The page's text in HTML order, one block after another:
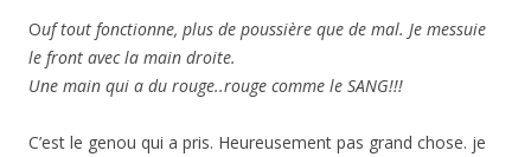
Ouf tout fonctionne, plus de poussière que de mal. Je messuie
le front avec la main droite.
Une main qui a du rouge..rouge comme le SANG!!!
C’est le genou qui a pris. Heureusement pas grand chose. je